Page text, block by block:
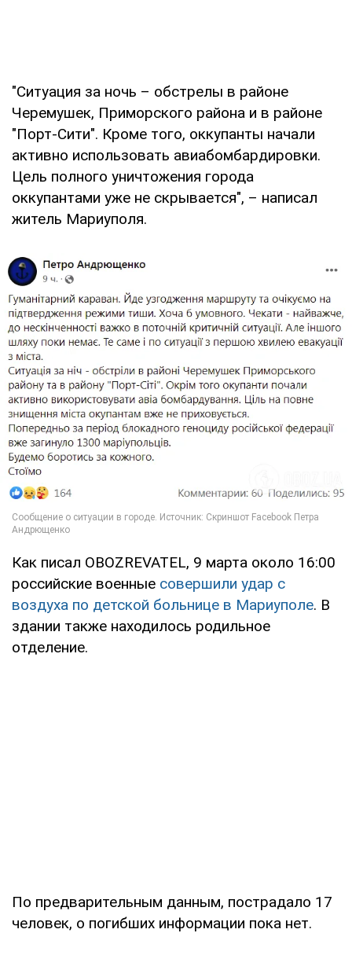
"Ситуация за ночь – обстрелы в районе
Черемушек, Приморского района и в районе
"Порт-Сити". Кроме того, оккупанты начали
активно использовать авиабомбардировки.
Цель полного уничтожения города
оккупантами уже не скрывается", – написал
житель Мариуполя.
Как писал OBOZREVATEL, 9 марта около 16:00
российские военные совершили удар с
воздуха по детской больнице в Мариуполе. В
здании также находилось родильное
отделение.
По предварительным данным, пострадало 17
человек, о погибших информации пока нет.